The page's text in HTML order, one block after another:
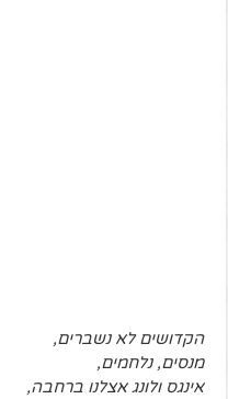
הקדושים לא נשברים,
מנסים, נלחמים,
אינגס ולונג אצלנו ברחבה,